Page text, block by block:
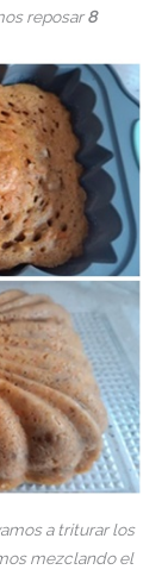
reposar8
a triturar los
mezclando el